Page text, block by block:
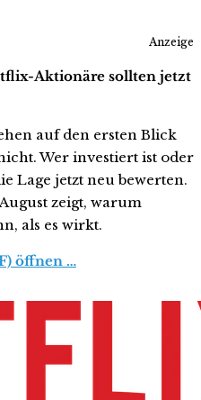
Anzeige
Aktionäre sollten jetzt
auf den ersten Blick
Wer investiert ist oder
Lage jetzt neu bewerten.
zeigt, warum
als es wirkt.
öffnen …